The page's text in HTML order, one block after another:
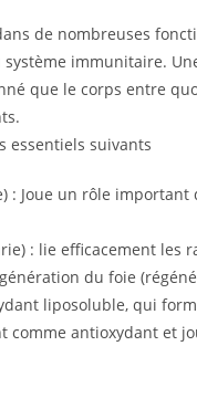
de nombreuses
immunitaire.
que le corps entre
essentiels suivants
: Joue un rôle
: lie efficacement les
du foie
liposoluble, qui
comme antioxydant et